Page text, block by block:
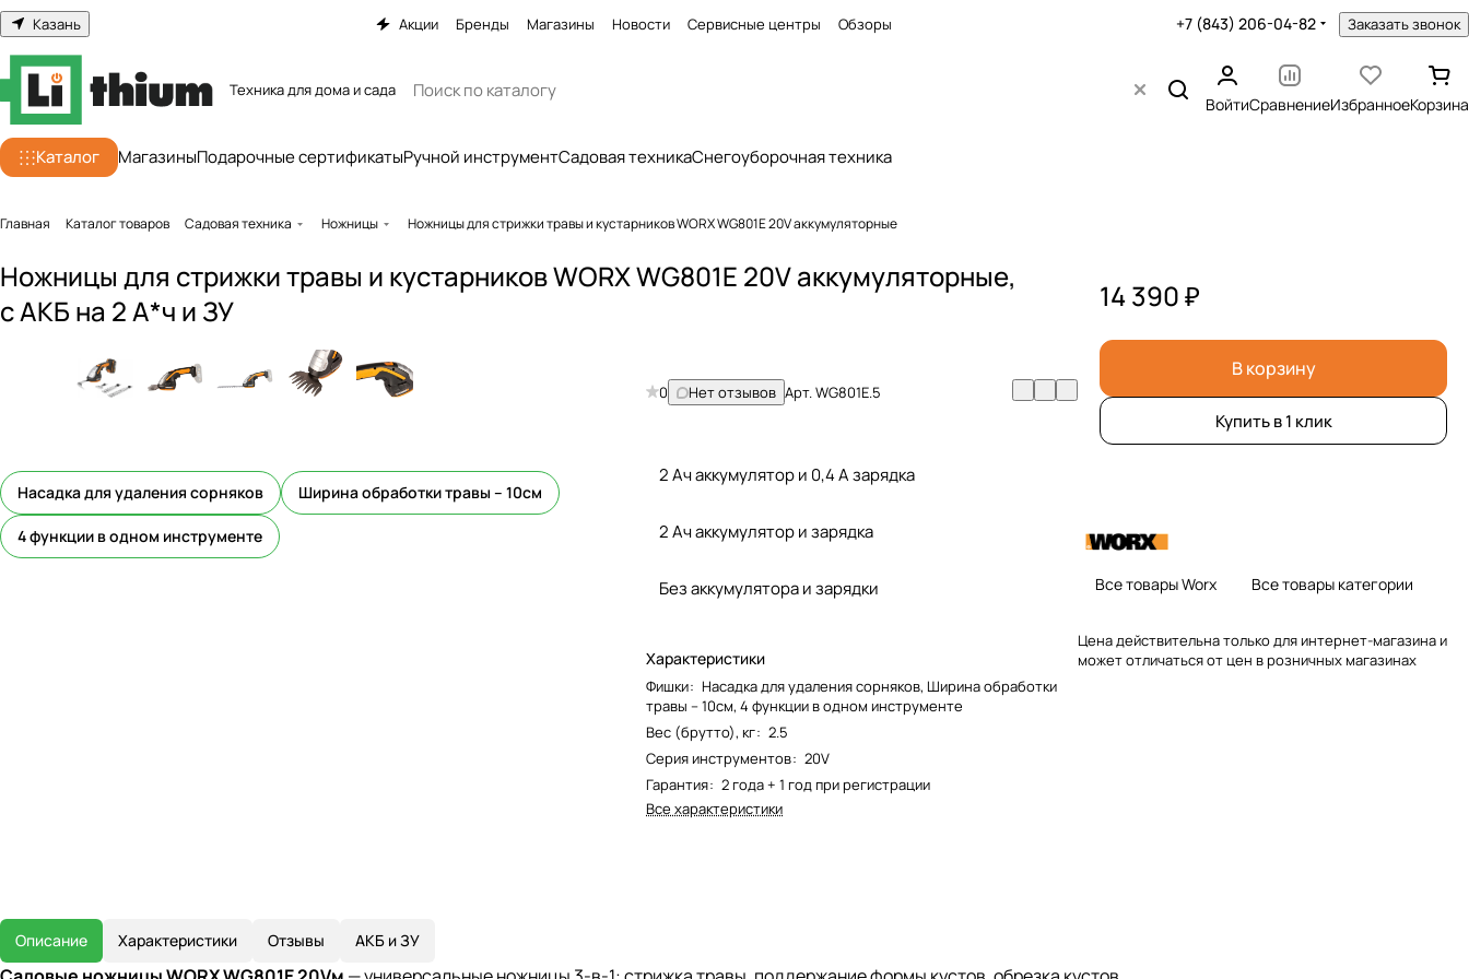
Казань Акции Бренды Магазины Новости Сервисные центры Обзоры +7 (843) 206-04-82 Заказать звонок
Техника для дома и сада
ВойтиСравнениеИзбранноеКорзина
Каталог МагазиныПодарочные сертификатыРучной инструментСадовая техникаСнегоуборочная техника
Главная Каталог товаров Садовая техника Ножницы Ножницы для стрижки травы и кустарников WORX WG801E 20V аккумуляторные
Ножницы для стрижки травы и кустарников WORX WG801E 20V аккумуляторные,
с АКБ на 2 А*ч и ЗУ
Насадка для удаления сорняков Ширина обработки травы – 10см
4 функции в одном инструменте
0 Нет отзывов Арт.WG801E.5
2 Ач аккумулятор и 0,4 А зарядка
2 Ач аккумулятор и зарядка
Без аккумулятора и зарядки
Характеристики
Фишки: Насадка для удаления сорняков, Ширина обработки
травы – 10см, 4 функции в одном инструменте
Вес (брутто), кг: 2.5
Серия инструментов: 20V
Гарантия: 2 года + 1 год при регистрации
Все характеристики
14 390 ₽
В корзину
Купить в 1 клик
Все товары Worx Все товары категории
Цена действительна только для интернет-магазина и
может отличаться от цен в розничных магазинах
Описание Характеристики Отзывы АКБ и ЗУ